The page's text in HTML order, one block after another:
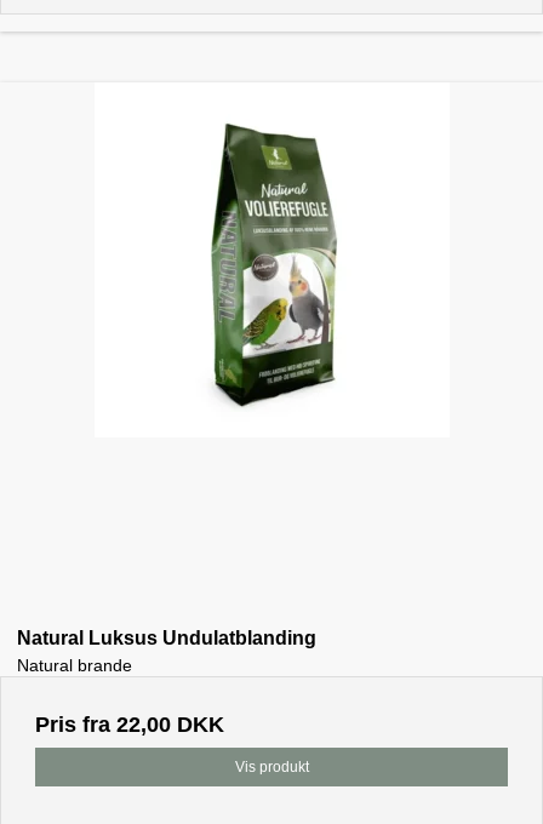
Natural Luksus Undulatblanding
Natural brande
Pris fra 22,00 DKK
Vis produkt